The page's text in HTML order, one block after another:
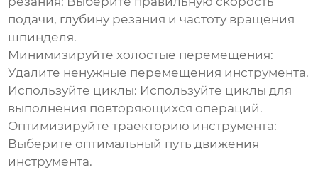
подачи, глубину резания и частоту вращения
шпинделя.
Минимизируйте холостые перемещения:
Удалите ненужные перемещения инструмента.
Используйте циклы: Используйте циклы для
выполнения повторяющихся операций.
Оптимизируйте траекторию инструмента:
Выберите оптимальный путь движения
инструмента.